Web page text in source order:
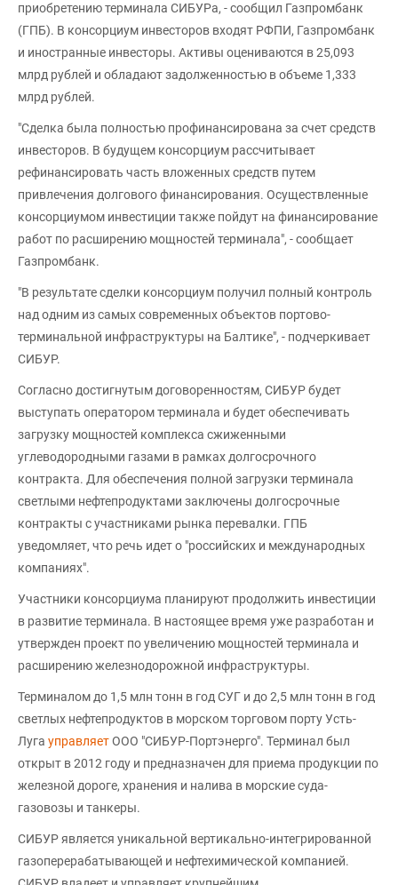
приобретению терминала СИБУРа, - сообщил Газпромбанк
(ГПБ). В консорциум инвесторов входят РФПИ, Газпромбанк
и иностранные инвесторы. Активы оцениваются в 25,093
млрд рублей и обладают задолженностью в объеме 1,333
млрд рублей.
"Сделка была полностью профинансирована за счет средств
инвесторов. В будущем консорциум рассчитывает
рефинансировать часть вложенных средств путем
привлечения долгового финансирования. Осуществленные
консорциумом инвестиции также пойдут на финансирование
работ по расширению мощностей терминала", - сообщает
Газпромбанк.
"В результате сделки консорциум получил полный контроль
над одним из самых современных объектов портово-
терминальной инфраструктуры на Балтике", - подчеркивает
СИБУР.
Согласно достигнутым договоренностям, СИБУР будет
выступать оператором терминала и будет обеспечивать
загрузку мощностей комплекса сжиженными
углеводородными газами в рамках долгосрочного
контракта. Для обеспечения полной загрузки терминала
светлыми нефтепродуктами заключены долгосрочные
контракты с участниками рынка перевалки. ГПБ
уведомляет, что речь идет о "российских и международных
компаниях".
Участники консорциума планируют продолжить инвестиции
в развитие терминала. В настоящее время уже разработан и
утвержден проект по увеличению мощностей терминала и
расширению железнодорожной инфраструктуры.
Терминалом до 1,5 млн тонн в год СУГ и до 2,5 млн тонн в год
светлых нефтепродуктов в морском торговом порту Усть-
Луга управляетООО "СИБУР-Портэнерго". Терминал был
открыт в 2012 году и предназначен для приема продукции по
железной дороге, хранения и налива в морские суда-
газовозы и танкеры.
СИБУР является уникальной вертикально-интегрированной
газоперерабатывающей и нефтехимической компанией.